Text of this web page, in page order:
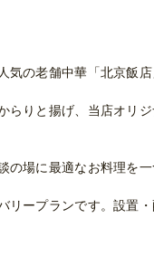
の老舗中華「北京飯店
らりと揚げ、当店オリ
の場に最適なお料理を
ープランです。設置